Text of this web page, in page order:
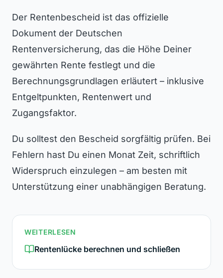
Der Rentenbescheid ist das offizielle
Dokument der Deutschen
Rentenversicherung, das die Höhe Deiner
gewährten Rente festlegt und die
Berechnungsgrundlagen erläutert – inklusive
Entgeltpunkten, Rentenwert und
Zugangsfaktor.
Du solltest den Bescheid sorgfältig prüfen. Bei
Fehlern hast Du einen Monat Zeit, schriftlich
Widerspruch einzulegen – am besten mit
Unterstützung einer unabhängigen Beratung.
WEITERLESEN
Rentenlücke berechnen und schließen